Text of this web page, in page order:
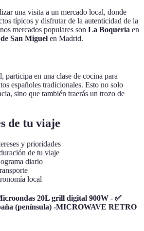
una visita a un mercado local, donde
típicos y disfrutar de la autenticidad de la
mercados populares son La Boquería en
San Miguel en Madrid.
participa en una clase de cocina para
españoles tradicionales. Esto no solo
sino que también traerás un trozo de
de tu viaje
y prioridades
de tu viaje
diario
local
20L grill digital 900W - ✅
(península) -MICROWAVE RETRO